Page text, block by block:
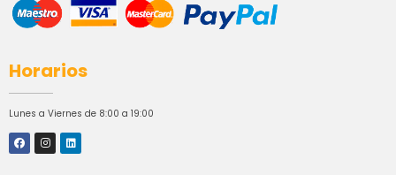
Horarios
Lunes a Viernes de 8:00 a 19:00